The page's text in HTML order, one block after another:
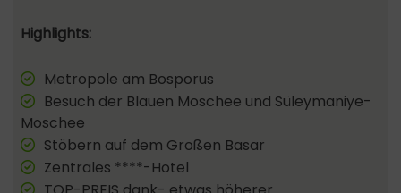
Highlights:
Metropole am Bosporus
Besuch der Blauen Moschee und Süleymaniye-
Moschee
Stöbern auf dem Großen Basar
Zentrales ****-Hotel